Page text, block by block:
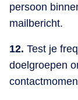
persoon
mailbericht.
12. Test je
doelgroepen